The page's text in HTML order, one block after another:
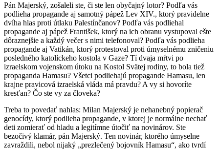
Pán Majerský, zošaleli ste, či ste len obyčajný lotor? Podľa vás
podlieha propagande aj samotný pápež Lev XIV., ktorý pravidelne
dvíha hlas proti útlaku Palestínčanov? Podľa vás podliehal
propagande aj pápež František, ktorý na ich obranu vystupoval ešte
dôraznejšie a každý večer s nimi telefonoval? Podľa vás podlieha
propagande aj Vatikán, ktorý protestoval proti úmyselnému zničeniu
posledného katolíckeho kostola v Gaze? Tí dvaja mŕtvi po
izraelskom vojenskom útoku na Kostol Svätej rodiny, to bola tiež
propaganda Hamasu? Všetci podliehajú propagande Hamasu, len
krajne pravicová izraelská vláda má pravdu? A vy si hovoríte
kresťan? Čo ste vy za človeka?
Treba to povedať nahlas: Milan Majerský je nehanebný popierač
genocídy, ktorý podlieha propagande, v ktorej je normálne nechať
deti zomierať od hladu a legitímne útočiť na novinárov. Ste
bezočivý klamár, pán Majerský. Ten novinár, ktorého úmyselne
zavraždili, nebol nijaký „prezlečený bojovník Hamasu“, ako tvrdí